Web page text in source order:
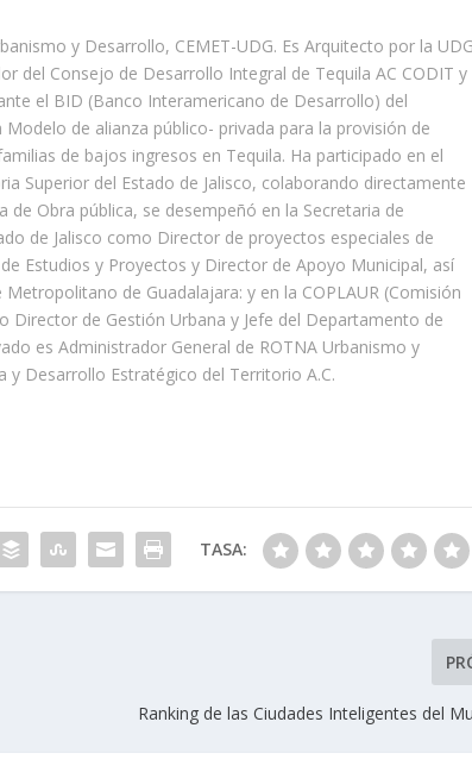
y Desarrollo, CEMET-UDG. Es Arquitecto por la
del Consejo de Desarrollo Integral de Tequila AC CODIT y
el BID (Banco Interamericano de Desarrollo) del
de alianza público- privada para la provisión de
de bajos ingresos en Tequila. Ha participado en el
Superior del Estado de Jalisco, colaborando directamente
de Obra pública, se desempeñó en la Secretaria de
de Jalisco como Director de proyectos especiales de
Estudios y Proyectos y Director de Apoyo Municipal, así
de Guadalajara: y en la COPLAUR (Comisión
Director de Gestión Urbana y Jefe del Departamento de
es Administrador General de ROTNA Urbanismo y
y Desarrollo Estratégico del Territorio A.C.
TASA:
Ranking de las Ciudades Inteligentes del